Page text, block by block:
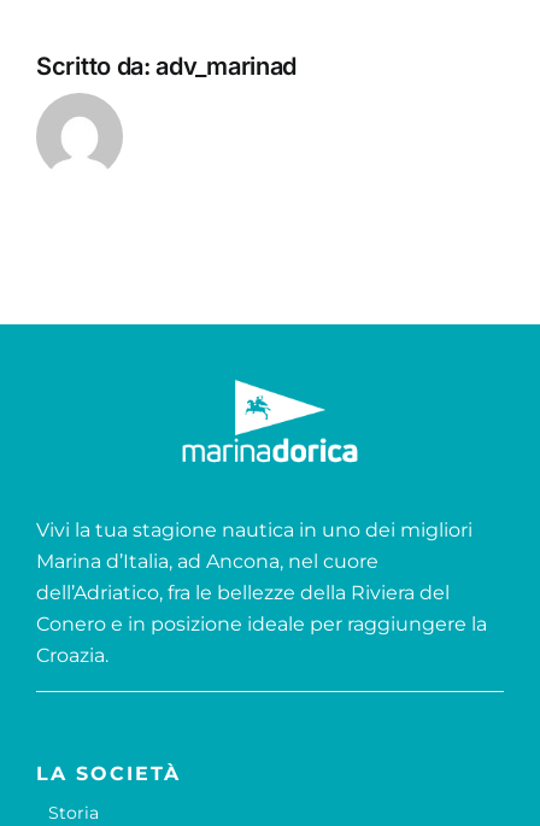
Scritto da:adv_marinad
Vivi la tua stagione nautica in uno dei migliori
Marina d’Italia, ad Ancona, nel cuore
dell’Adriatico, fra le bellezze della Riviera del
Conero e in posizione ideale per raggiungere la
Croazia.
LA SOCIETÀ
Storia